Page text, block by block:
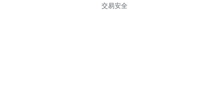
交易安全